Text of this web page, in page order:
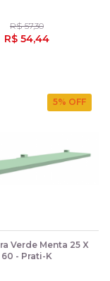
R$ 57,30
R$ 54,44
5% OFF
Verde Menta 25 X
60 - Prati-K